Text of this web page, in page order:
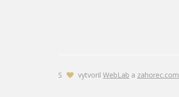
S vytvoril WebLab a zahorec.com